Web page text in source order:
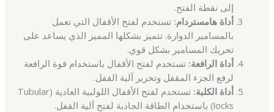
إلى نقطة الفتح.
أداة هامستردام: تستخدم لفتح الأقفال التي تعمل
بالمسامير الدوارة. تتميز بشكلها المميز الذي يساعد على
تحريك المسامير بشكل قوي.
أداة الرافعة: تستخدم لفتح الأقفال باستخدام قوة الرافعة
لرفع الجزء المقفل وتحرير آلية القفل.
أداة الكلبة:
تستخدم لفتح الأقفال اللولبية العادية (Tubular
locks) باستخدام الطاقة الجاذبة لفتح آلية القفل.